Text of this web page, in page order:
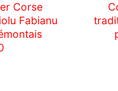
Corse
Fabianu